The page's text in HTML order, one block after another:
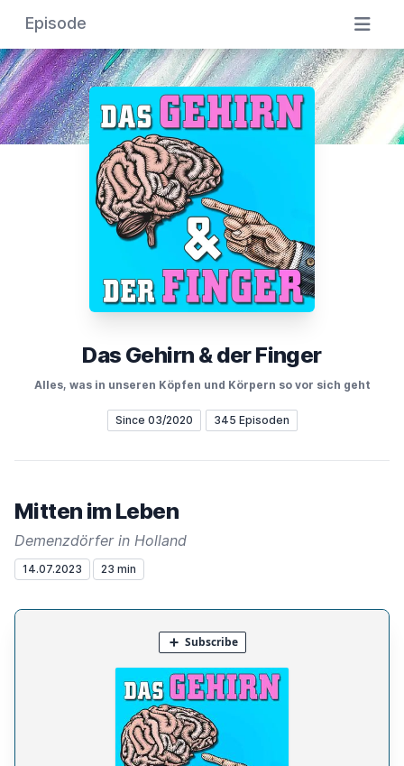
Episode
Das Gehirn & der Finger
Alles, was in unseren Köpfen und Körpern so vor sich geht
Since 03/2020 345 Episoden
Mitten im Leben
Demenzdörfer in Holland
14.07.2023 23 min